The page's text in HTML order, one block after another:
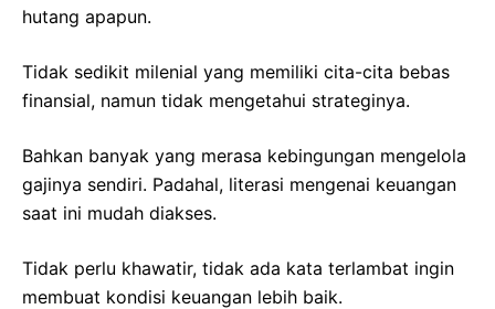
hutang apapun.
Tidak sedikit milenial yang memiliki cita-cita bebas
finansial, namun tidak mengetahui strateginya.
Bahkan banyak yang merasa kebingungan mengelola
gajinya sendiri. Padahal, literasi mengenai keuangan
saat ini mudah diakses.
Tidak perlu khawatir, tidak ada kata terlambat ingin
membuat kondisi keuangan lebih baik.